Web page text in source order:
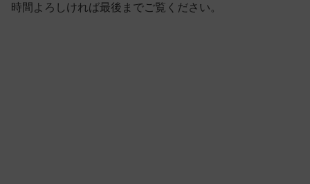
時間よろしければ最後までご覧ください。